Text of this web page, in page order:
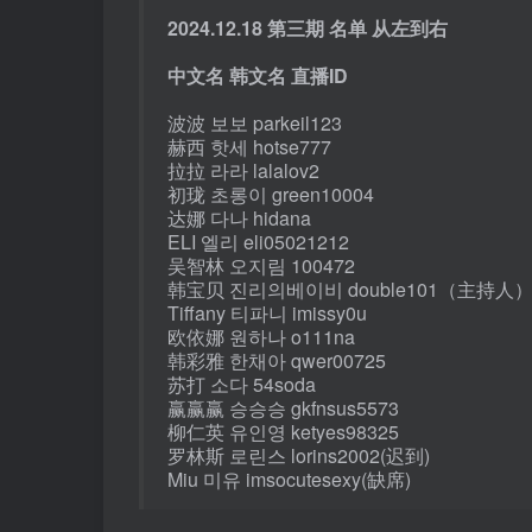
2024.12.18 第三期 名单 从左到右
中文名 韩文名 直播ID
波波 보보 parkeil123
赫西 핫세 hotse777
拉拉 라라 lalalov2
初珑 초롱이 green10004
达娜 다나 hidana
ELI 엘리 eli05021212
吴智林 오지림 100472
韩宝贝 진리의베이비 double101（主持人）
Tiffany 티파니 imissy0u
欧依娜 원하나 o111na
韩彩雅 한채아 qwer00725
苏打 소다 54soda
赢赢赢 승승승 gkfnsus5573
柳仁英 유인영 ketyes98325
罗林斯 로린스 lorins2002(迟到)
Miu 미유 imsocutesexy(缺席)